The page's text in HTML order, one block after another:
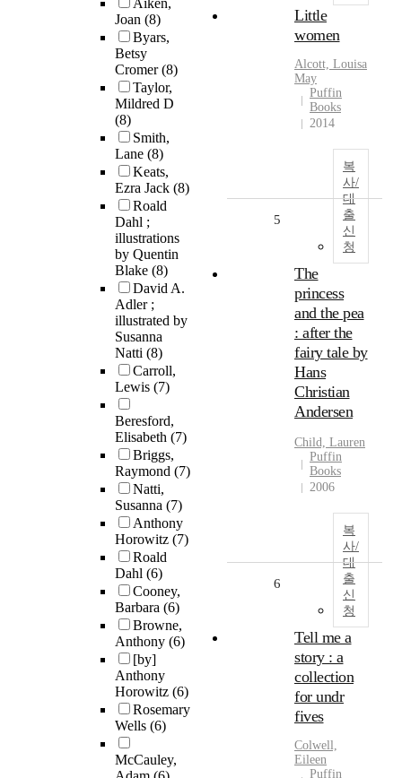
Aiken,
Joan (8)
Byars,
Betsy
Cromer(8)
Taylor,
Mildred D
(8)
Smith,
Lane (8)
Keats,
Ezra Jack (8)
Roald
Dahl ;
illustrations
by Quentin
Blake (8)
David A.
Adler ;
illustrated by
Susanna
Natti (8)
Carroll,
Lewis (7)
Beresford,
Elisabeth (7)
Briggs,
Raymond (7)
Natti,
Susanna (7)
Anthony
Horowitz (7)
Roald
Dahl (6)
Cooney,
Barbara (6)
Browne,
Anthony (6)
[by]
Anthony
Horowitz (6)
Rosemary
Wells (6)
McCauley,
Little
women
Alcott, Louisa
May
Puffin
Books
2014
복
사/
대
출
신
청
5
The
princess
and the pea
: after the
fairy tale by
Hans
Christian
Andersen
Child, Lauren
Puffin
Books
2006
복
사/
대
출
신
청
6
Tell me a
story : a
collection
for undr
fives
Colwell,
Eileen
Puffin